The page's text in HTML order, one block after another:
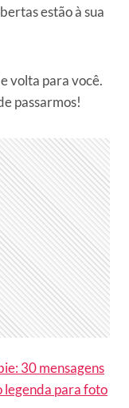
estão à sua
volta para você.
passarmos!
30 mensagens
legenda para foto